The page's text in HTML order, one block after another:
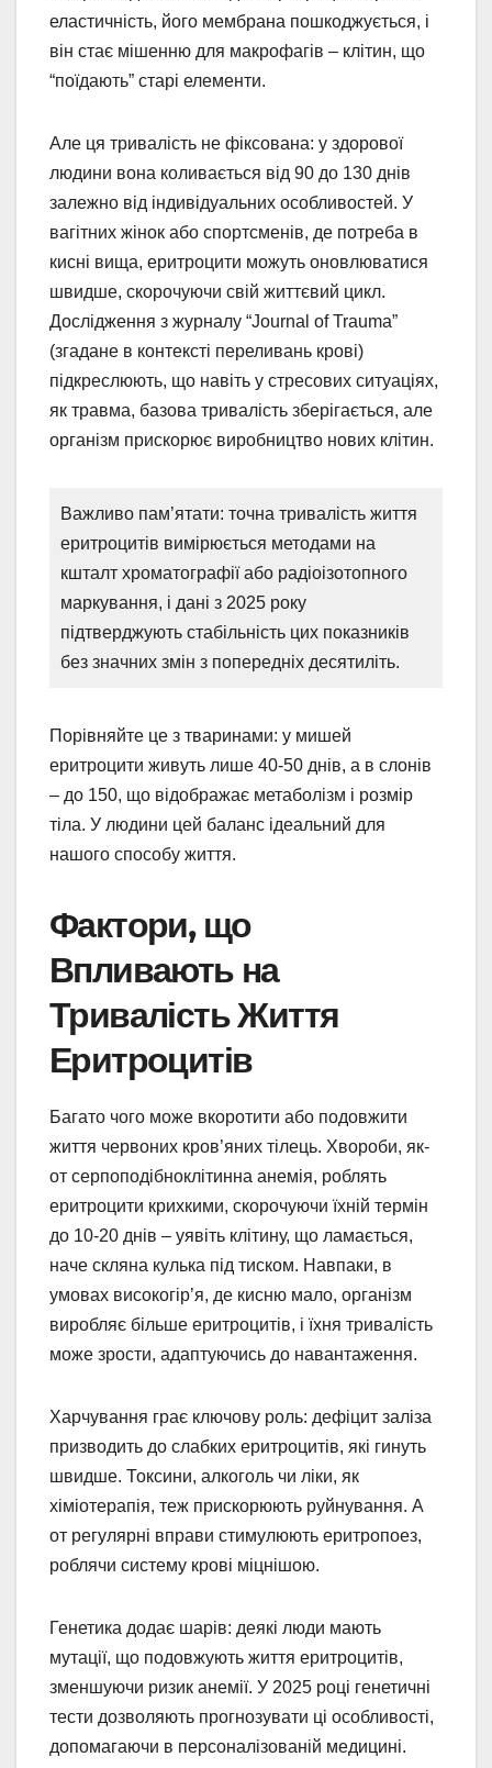
еластичність, його мембрана пошкоджується, і
він стає мішенню для макрофагів – клітин, що
“поїдають” старі елементи.
Але ця тривалість не фіксована: у здорової
людини вона коливається від 90 до 130 днів
залежно від індивідуальних особливостей. У
вагітних жінок або спортсменів, де потреба в
кисні вища, еритроцити можуть оновлюватися
швидше, скорочуючи свій життєвий цикл.
Дослідження з журналу “Journal of Trauma”
(згадане в контексті переливань крові)
підкреслюють, що навіть у стресових ситуаціях,
як травма, базова тривалість зберігається, але
організм прискорює виробництво нових клітин.
Важливо пам’ятати: точна тривалість життя
еритроцитів вимірюється методами на
кшталт хроматографії або радіоізотопного
маркування, і дані з 2025 року
підтверджують стабільність цих показників
без значних змін з попередніх десятиліть.
Порівняйте це з тваринами: у мишей
еритроцити живуть лише 40-50 днів, а в слонів
– до 150, що відображає метаболізм і розмір
тіла. У людини цей баланс ідеальний для
нашого способу життя.
Фактори, що
Впливають на
Тривалість Життя
Еритроцитів
Багато чого може вкоротити або подовжити
життя червоних кров’яних тілець. Хвороби, як-
от серпоподібноклітинна анемія, роблять
еритроцити крихкими, скорочуючи їхній термін
до 10-20 днів – уявіть клітину, що ламається,
наче скляна кулька під тиском. Навпаки, в
умовах високогір’я, де кисню мало, організм
виробляє більше еритроцитів, і їхня тривалість
може зрости, адаптуючись до навантаження.
Харчування грає ключову роль: дефіцит заліза
призводить до слабких еритроцитів, які гинуть
швидше. Токсини, алкоголь чи ліки, як
хіміотерапія, теж прискорюють руйнування. А
от регулярні вправи стимулюють еритропоез,
роблячи систему крові міцнішою.
Генетика додає шарів: деякі люди мають
мутації, що подовжують життя еритроцитів,
зменшуючи ризик анемії. У 2025 році генетичні
тести дозволяють прогнозувати ці особливості,
допомагаючи в персоналізованій медицині.